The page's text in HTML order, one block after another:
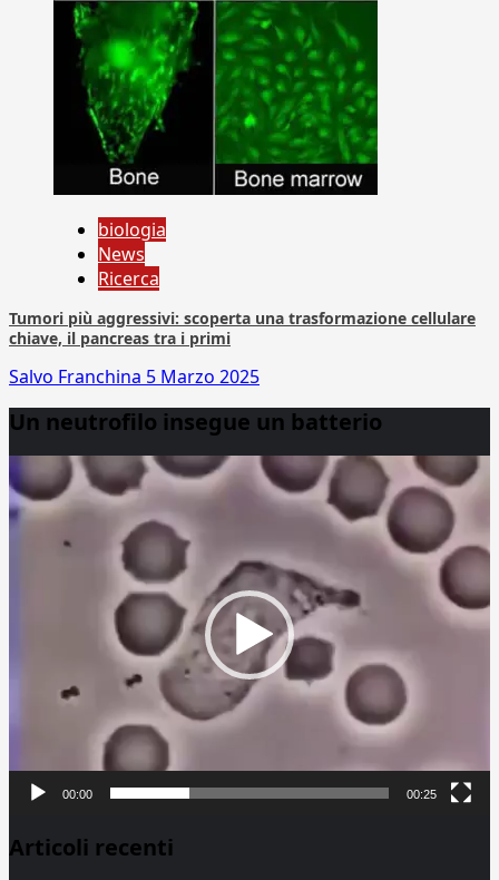
biologia
News
Ricerca
Tumori più aggressivi: scoperta una trasformazione cellulare
chiave, il pancreas tra i primi
Salvo Franchina 5 Marzo 2025
Un neutrofilo insegue un batterio
Player
00:00 00:25
Articoli recenti